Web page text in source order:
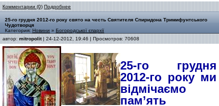
Комментарии (0) Подробнее
25-го грудня 2012-го року свято на честь Святителя Спиридона Тримифунтського
Чудотворця
Категория: Новини » Богородської єпархії
автор: mitropolit| 24-12-2012, 19:46 | Просмотров: 70608
25-го грудня
2012-го року ми
відмічаємо
пам’ять